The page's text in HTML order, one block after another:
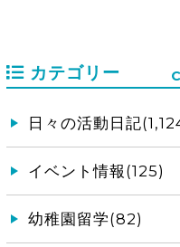
カテゴリー
日々の活動日記
イベント情報(125)
幼稚園留学(82)